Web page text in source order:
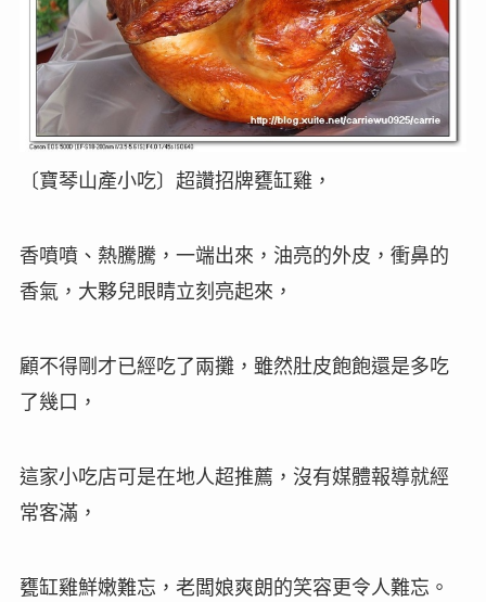
〔寶琴山產小吃〕超讚招牌甕缸雞，
香噴噴、熱騰騰， 一端出來，油亮的外皮，衝鼻的
香氣，大夥兒眼睛立刻亮起來，
顧不得剛才已經吃了兩攤，雖然肚皮飽飽還是多吃
了幾口，
這家小吃店可是在地人超推薦，沒有媒體報導就經
常客滿，
甕缸雞鮮嫩難忘， 老闆娘爽朗的笑容更令人難忘。